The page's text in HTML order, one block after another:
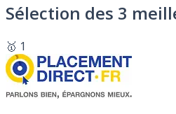
Sélection des 3
🥇 1